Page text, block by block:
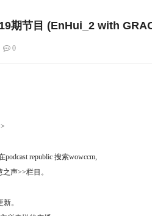
期节目 (EnHui_2 with
0
podcast republic 搜索wowccm,
声>>栏目。
。